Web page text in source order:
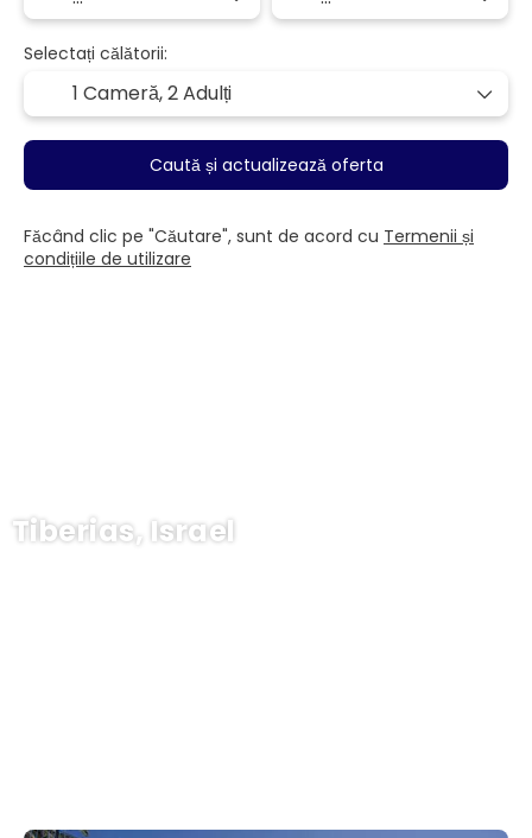
Tiberias, Israel
Selectați călătorii:
1 Cameră,2 Adulți
Caută și actualizează oferta
Făcând clic pe "Căutare", sunt de acord cu Termenii și
condițiile de utilizare